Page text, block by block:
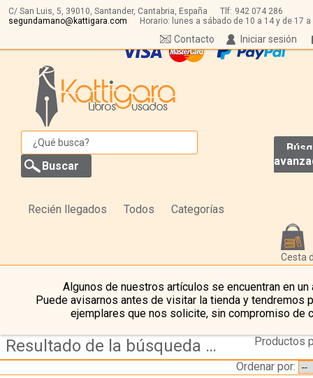
C/ San Luis, 5, 39010, Santander, Cantabria, España Tlf: 942 074 286
segundamano@kattigara.com
Horario: lunes a sábado de 10 a 14 y de 17 a
Iniciar sesión
Contacto
Recién llegados Todos Categorías
Cesta
Algunos de nuestros artículos se encuentran en un
Puede avisarnos antes de visitar la tienda y tendremos
ejemplares que nos solicite, sin compromiso de
Resultado de la búsqueda de coleccion alianza literatura
Productos
Ordenar por: